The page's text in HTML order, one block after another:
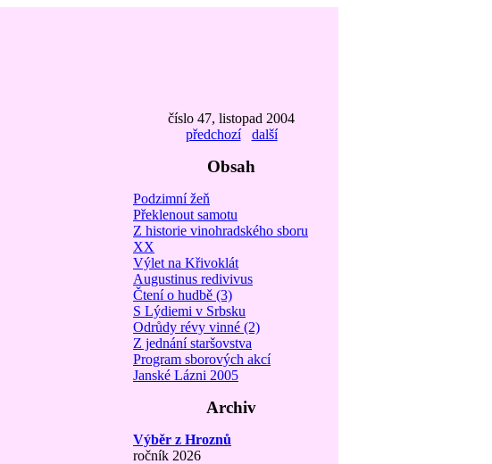
číslo 47, listopad 2004
předchozí
další
Obsah
Podzimní žeň
Překlenout samotu
Z historie vinohradského sboru
XX
Výlet na Křivoklát
Augustinus redivivus
Čtení o hudbě (3)
S Lýdiemi v Srbsku
Odrůdy révy vinné (2)
Z jednání staršovstva
Program sborových akcí
Janské Lázni 2005
Archiv
Výběr z Hroznů
ročník 2026